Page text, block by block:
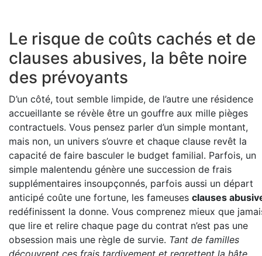
Le risque de coûts cachés et de
clauses abusives, la bête noire
des prévoyants
D’un côté, tout semble limpide, de l’autre une résidence
accueillante se révèle être un gouffre aux mille pièges
contractuels. Vous pensez parler d’un simple montant,
mais non, un univers s’ouvre et chaque clause revêt la
capacité de faire basculer le budget familial. Parfois, un
simple malentendu génère une succession de frais
supplémentaires insoupçonnés, parfois aussi un départ
anticipé coûte une fortune, les fameuses clauses
redéfinissent la donne. Vous comprenez mieux que
que lire et relire chaque page du contrat n’est pas une
obsession mais une règle de survie. Tant de familles